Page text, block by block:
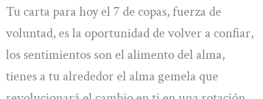
Tu carta para hoy el 7 de copas, fuerza de
voluntad, es la oportunidad de volver a confiar,
los sentimientos son el alimento del alma,
tienes a tu alrededor el alma gemela que